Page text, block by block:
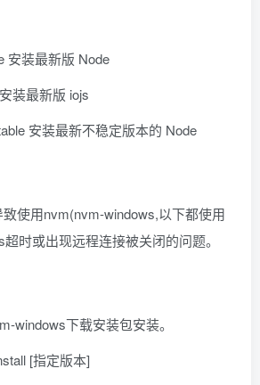
安装最新版 Node
安装最新版 iojs
安装最新不稳定版本的 Node
使用nvm(nvm-windows,以下都使用
时或出现远程连接被关闭的问题。
windows下载安装包安装。
[指定版本]